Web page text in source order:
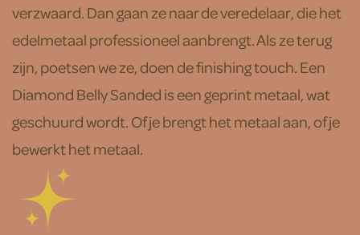
verzwaard. Dan gaan ze naar de veredelaar, die het
edelmetaal professioneel aanbrengt. Als ze terug
zijn, poetsen we ze, doen de finishing touch. Een
Diamond Belly Sanded is een geprint metaal, wat
geschuurd wordt. Of je brengt het metaal aan, of je
bewerkt het metaal.